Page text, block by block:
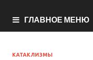
ГЛАВНОЕ МЕНЮ
КАТАКЛИЗМЫ